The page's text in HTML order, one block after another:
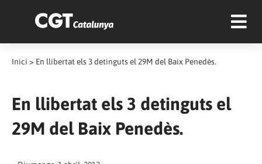
Inici > En llibertat els 3 detinguts el 29M del Baix Penedès.
En llibertat els 3 detinguts el
29M del Baix Penedès.